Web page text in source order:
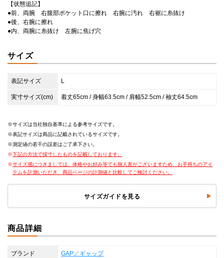
【状態追記】
●前、両腕 右腹部ポケット口に擦れ 右腕に汚れ 右裾に糸抜け
●後、右腕に擦れ
●内、両腕に糸抜け 左腕に焦げ穴
サイズ
表記サイズ L
実寸サイズ(cm) 着丈65cm / 身幅63.5cm / 肩幅52.5cm / 袖丈64.5cm
サイズは当社独自基準による参考サイズです。
表記サイズは商品に記載されているサイズです。
測定値の若干の誤差はご了承下さい。
下記の方法で採寸したものを記載しております。
サイズ感につきましては、体格やお好み等でも個人差がございますため、お手持ちのアイ
テムを計測いただき、商品ページの計測値と比較してご検討ください。
サイズガイドを見る
商品詳細
ブランド GAP／ギャップ